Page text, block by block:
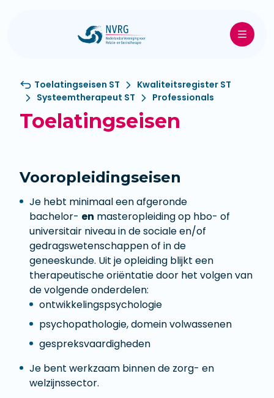
Toelatingseisen ST
Kwaliteitsregister ST
Systeemtherapeut ST
Professionals
Toelatingseisen
Vooropleidingseisen
Je hebt minimaal een afgeronde
bachelor- en masteropleiding op hbo- of
universitair niveau in de sociale en/of
gedragswetenschappen of in de
geneeskunde. Uit je opleiding blijkt een
therapeutische oriëntatie door het volgen van
de volgende onderdelen:
ontwikkelingspsychologie
psychopathologie, domein volwassenen
gespreksvaardigheden
Je bent werkzaam binnen de zorg- en
welzijnssector.